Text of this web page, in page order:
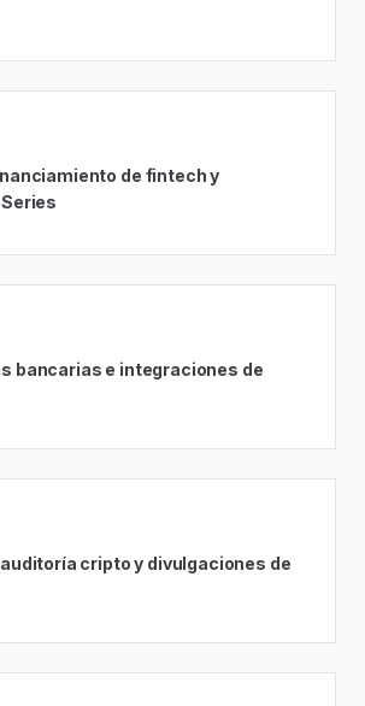
de fintech y
bancarias e integraciones de
cripto y divulgaciones de